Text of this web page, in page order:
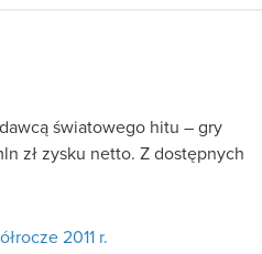
światowego hitu – gry
zł zysku netto. Z dostępnych
2011 r.